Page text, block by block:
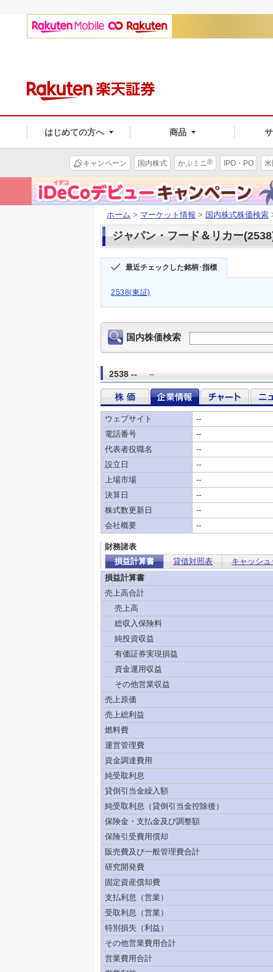
はじめての方へ 商品
キャンペーン 国内株式 かぶミニ® IPO・PO
ホーム > マーケット情報 > 国内株式株価検索
ジャパン・フード＆リカー
最近チェックした銘柄･指標
2538(東証)